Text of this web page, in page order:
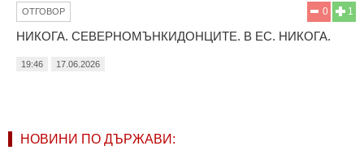
1
0
ОТГОВОР
НИКОГА. СЕВЕРНОМЪНКИДОНЦИТЕ. В ЕС. НИКОГА.
19:46 17.06.2026
НОВИНИ ПО ДЪРЖАВИ: